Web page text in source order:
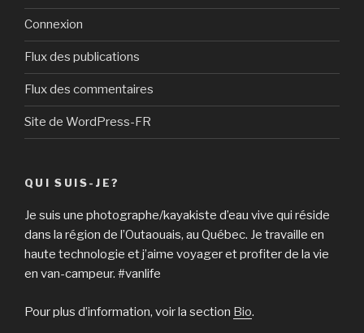
Connexion
Flux des publications
Flux des commentaires
Site de WordPress-FR
QUI SUIS-JE?
Je suis une photographe/kayakiste d’eau vive qui réside
dans la région de l’Outaouais, au Québec. Je travaille en
haute technologie et j’aime voyager et profiter de la vie
en van-campeur. #vanlife
Pour plus d’information, voir la section Bio.